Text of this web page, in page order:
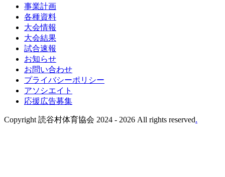
事業計画
各種資料
大会情報
大会結果
試合速報
お知らせ
お問い合わせ
プライバシーポリシー
アソシエイト
応援広告募集
Copyright 読谷村体育協会 2024 - 2026 All rights reserved.